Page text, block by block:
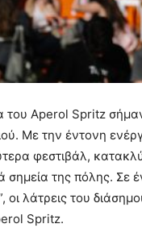
του Aperol Spritz
Με την έντονη
φεστιβάλ,
σημεία της πόλης. Σε
οι λάτρεις του
Spritz.